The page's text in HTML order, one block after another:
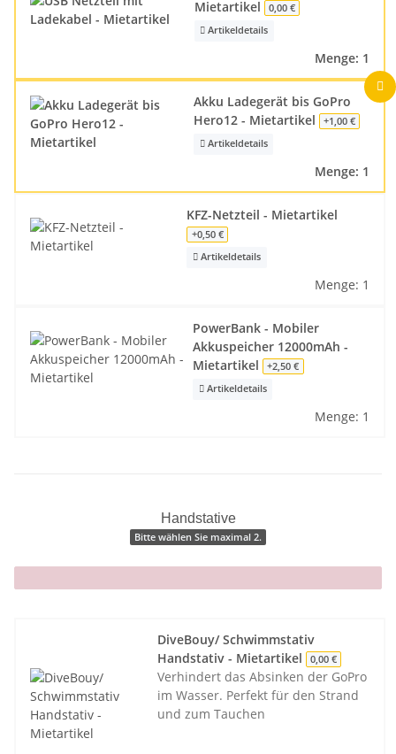
Mietartikel
0,00 €
Artikeldetails
Menge: 1
Akku Ladegerät bis GoPro
Hero12 - Mietartikel
+1,00 €
Artikeldetails
Menge: 1
KFZ-Netzteil - Mietartikel
+0,50 €
Artikeldetails
Menge: 1
PowerBank - Mobiler
Akkuspeicher 12000mAh -
Mietartikel +2,50 €
Artikeldetails
Menge: 1
Handstative
Bitte wählen Sie maximal 2.
x
DiveBouy/ Schwimmstativ
Handstativ - Mietartikel
0,00 €
Verhindert das Absinken der GoPro
im Wasser. Perfekt für den Strand
und zum Tauchen